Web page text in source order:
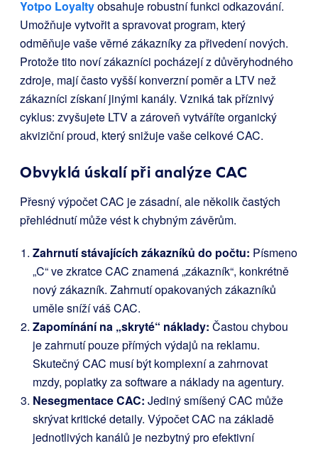
Yotpo Loyaltyobsahuje robustní funkci odkazování.
Umožňuje vytvořit a spravovat program, který
odměňuje vaše věrné zákazníky za přivedení nových.
Protože tito noví zákazníci pocházejí z důvěryhodného
zdroje, mají často vyšší konverzní poměr a LTV než
zákazníci získaní jinými kanály. Vzniká tak příznivý
cyklus: zvyšujete LTV a zároveň vytváříte organický
akviziční proud, který snižuje vaše celkové CAC.
Obvyklá úskalí při analýze CAC
Přesný výpočet CAC je zásadní, ale několik častých
přehlédnutí může vést k chybným závěrům.
Zahrnutí stávajících zákazníků do počtu: Písmeno
„C“ ve zkratce CAC znamená „zákazník“, konkrétně
nový zákazník. Zahrnutí opakovaných zákazníků
uměle sníží váš CAC.
Zapomínání na „skryté“ náklady: Častou chybou
je zahrnutí pouze přímých výdajů na reklamu.
Skutečný CAC musí být komplexní a zahrnovat
mzdy, poplatky za software a náklady na agentury.
Nesegmentace CAC: Jediný smíšený CAC může
skrývat kritické detaily. Výpočet CAC na základě
jednotlivých kanálů je nezbytný pro efektivní